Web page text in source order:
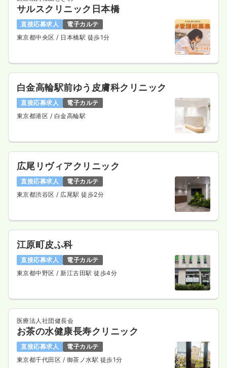
サルスクリニック日本橋
直接応募求人
電子カルテ
東京都中央区/ 日本橋駅 徒歩1分
白金高輪駅前ゆう皮膚科クリニック
直接応募求人
電子カルテ
東京都港区 / 白金高輪駅
広尾リヴィアクリニック
直接応募求人
電子カルテ
東京都渋谷区/ 広尾駅 徒歩2分
江原町皮ふ科
直接応募求人
電子カルテ
東京都中野区/ 新江古田駅 徒歩4分
医療法人社団健長会
お茶の水健康長寿クリニック
直接応募求人
電子カルテ
東京都千代田区 / 御茶ノ水駅 徒歩1分